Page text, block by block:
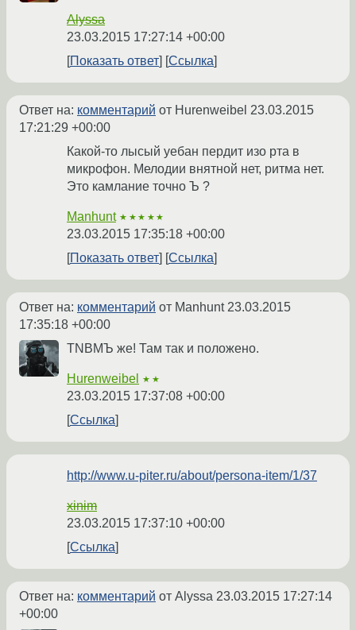
Alyssa
23.03.2015 17:27:14 +00:00
Показать ответ
Ссылка
Ответ на: комментарий от Hurenweibel 23.03.2015
17:21:29 +00:00
Какой-то лысый уебан пердит изо рта в
микрофон. Мелодии внятной нет, ритма нет.
Это камлание точно Ъ ?
Manhunt ★★★★★
23.03.2015 17:35:18 +00:00
Показать ответ
Ссылка
Ответ на: комментарий от Manhunt23.03.2015
17:35:18 +00:00
TNBMЪ же! Там так и положено.
Hurenweibel ★★
23.03.2015 17:37:08 +00:00
Ссылка
http://www.u-piter.ru/about/persona-item/1/37
xinim
23.03.2015 17:37:10 +00:00
Ссылка
Ответ на: комментарий от Alyssa 23.03.2015 17:27:14
+00:00